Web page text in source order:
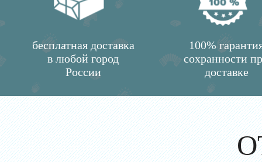
бесплатная доставка
в любой город
России
100%
сохранности
доставке